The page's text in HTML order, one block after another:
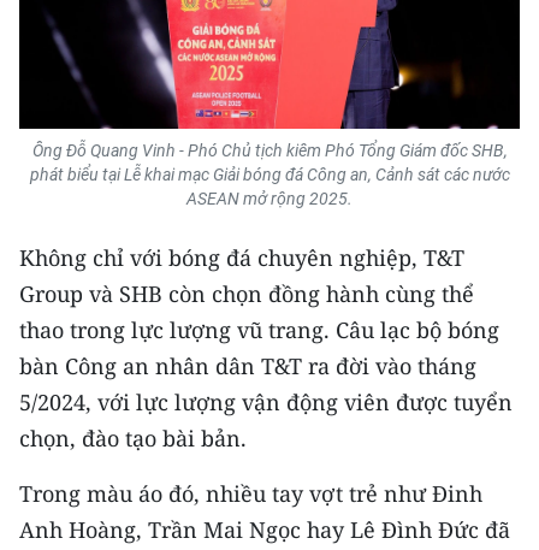
Ông Đỗ Quang Vinh - Phó Chủ tịch kiêm Phó Tổng Giám đốc SHB,
phát biểu tại Lễ khai mạc Giải bóng đá Công an, Cảnh sát các nước
ASEAN mở rộng 2025.
Không chỉ với bóng đá chuyên nghiệp, T&T
Group và SHB còn chọn đồng hành cùng thể
thao trong lực lượng vũ trang. Câu lạc bộ bóng
bàn Công an nhân dân T&T ra đời vào tháng
5/2024, với lực lượng vận động viên được tuyển
chọn, đào tạo bài bản.
Trong màu áo đó, nhiều tay vợt trẻ như Đinh
Anh Hoàng, Trần Mai Ngọc hay Lê Đình Đức đã